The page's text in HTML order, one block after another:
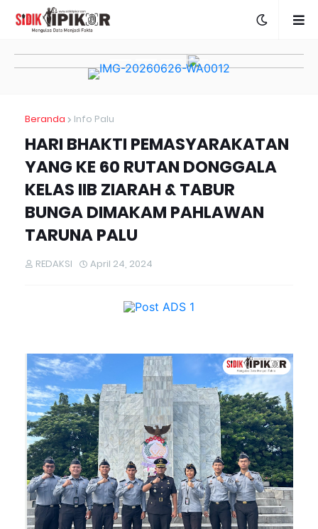
Beranda Info Palu
HARI BHAKTI PEMASYARAKATAN
YANG KE 60 RUTAN DONGGALA
KELAS IIB ZIARAH & TABUR
BUNGA DIMAKAM PAHLAWAN
TARUNA PALU
REDAKSI April 24, 2024